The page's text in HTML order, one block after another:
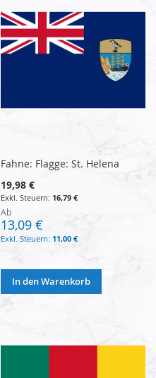
Fahne: Flagge: St. Helena
19,98 €
16,79 €
Ab
13,09 €
11,00 €
In den Warenkorb